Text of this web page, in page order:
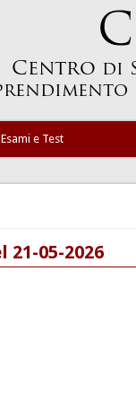
Esami e Test
05-2026